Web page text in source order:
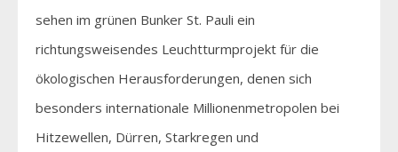
sehen im grünen Bunker St. Pauli ein
richtungsweisendes Leuchtturmprojekt für die
ökologischen Herausforderungen, denen sich
besonders internationale Millionenmetropolen bei
Hitzewellen, Dürren, Starkregen und